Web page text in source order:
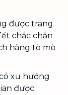
được trang
chắc chắn
hàng tò mò
xu hướng
được